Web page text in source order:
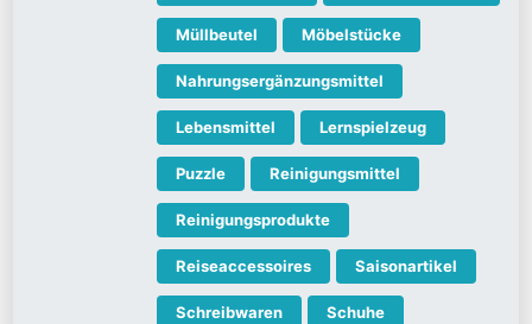
Müllbeutel Möbelstücke
Nahrungsergänzungsmittel
Lebensmittel Lernspielzeug
Puzzle Reinigungsmittel
Reinigungsprodukte
Reiseaccessoires Saisonartikel
Schreibwaren Schuhe